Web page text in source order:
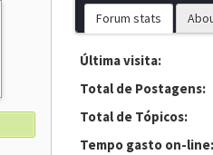
Forum stats
Última visita:
Total de Postagens:
Total de Tópicos:
Tempo gasto on-line: